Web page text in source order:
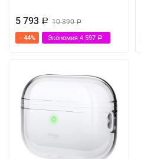
5 793 Р 10 390Р
- 44% Экономия 4 597 Р